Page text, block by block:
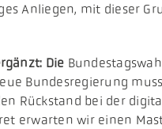
Anliegen, mit dieser
Die
Bundesregierung
Rückstand bei der
erwarten wir einen